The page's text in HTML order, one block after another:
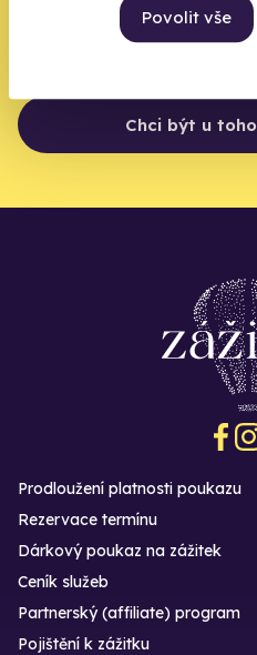
Povolit vše
Chci být u toho
Prodloužení platnosti poukazu
Rezervace termínu
Dárkový poukaz na zážitek
Ceník služeb
Partnerský (affiliate) program
Pojištění k zážitku